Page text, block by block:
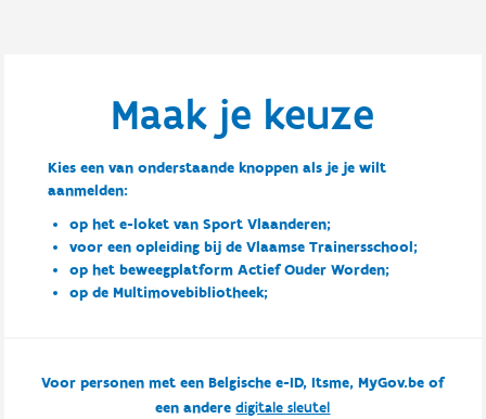
Maak je keuze
Kies een van onderstaande knoppen als je je wilt
aanmelden:
op het e-loket van Sport Vlaanderen;
voor een opleiding bij de Vlaamse Trainersschool;
op het beweegplatform Actief Ouder Worden;
op de Multimovebibliotheek;
Voor personen met een Belgische e-ID, Itsme, MyGov.be of
een anderedigitale sleutel